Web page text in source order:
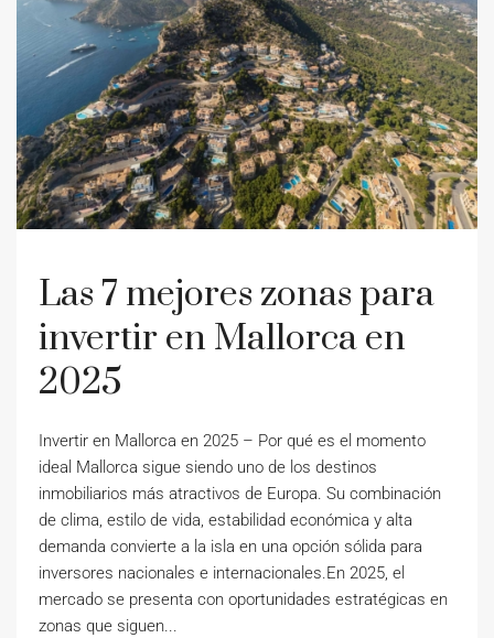
Las 7 mejores zonas para
invertir en Mallorca en
2025
Invertir en Mallorca en 2025 – Por qué es el momento
ideal Mallorca sigue siendo uno de los destinos
inmobiliarios más atractivos de Europa. Su combinación
de clima, estilo de vida, estabilidad económica y alta
demanda convierte a la isla en una opción sólida para
inversores nacionales e internacionales.En 2025, el
mercado se presenta con oportunidades estratégicas en
zonas que siguen...